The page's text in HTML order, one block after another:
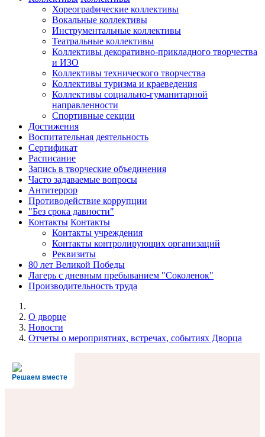
Хореографические коллективы
Вокальные коллективы
Инструментальные коллективы
Театральные коллективы
Коллективы декоративно-прикладного творчества
и ИЗО
Коллективы технического творчества
Коллективы туризма и краеведения
Коллективы социально-гуманитарной
направленности
Спортивные секции
Достижения
Воспитательная деятельность
Cертификат
Расписание
Запись в творческие объединения
Часто задаваемые вопросы
Антитеррор
Противодействие коррупции
"Без срока давности"
Контакты Контакты
Контакты учреждения
Контакты контролирующих организаций
Реквизиты
80 лет Великой Победы
Лагерь с дневным пребыванием "Соколенок"
Производительность труда
О дворце
Новости
Отчеты о мероприятиях, встречах, событиях Дворца
Решаем вместе